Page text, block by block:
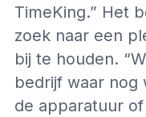
TimeKing.” Het
zoek naar een
bij te houden.
bedrijf waar nog
de apparatuur